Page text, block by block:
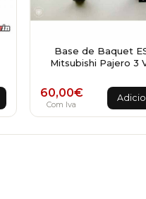
Base de Baquet
Mitsubishi Pajero 3
60,00€
Com Iva